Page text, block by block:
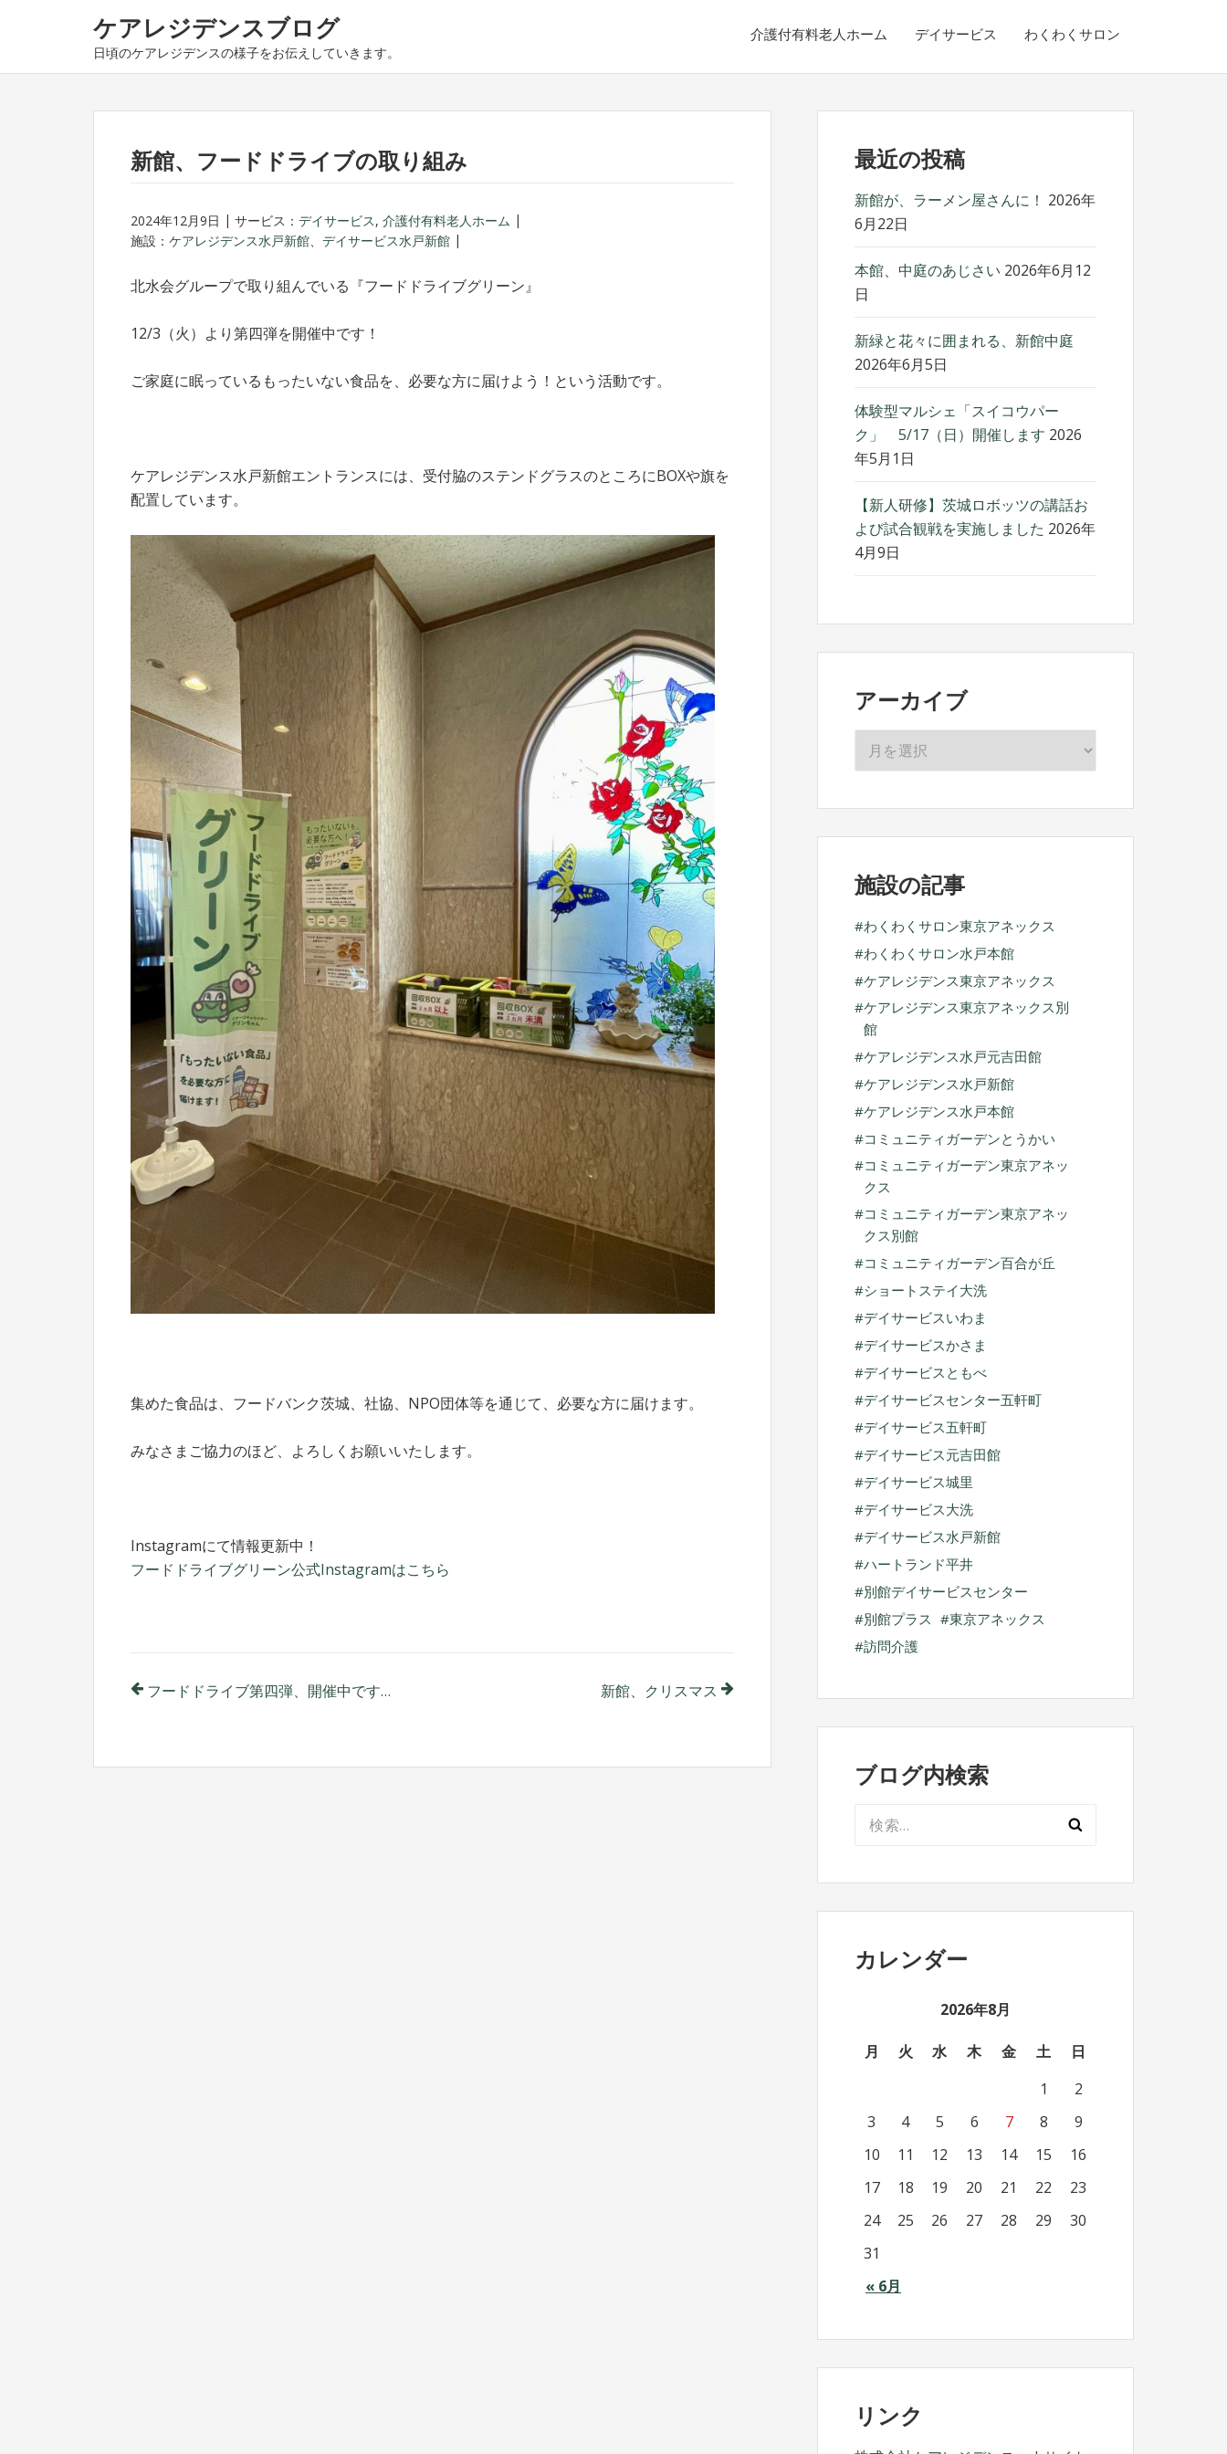
ビ
ゲ
シ
ン
テ
ツ
ケアレジデンスブログ
日頃のケアレジデンスの様子をお伝えしていきます。
介護付有料老人ホーム デイサービス わくわくサロン
新館、フードドライブの取り組み
2024年12月9日 サービス： デイサービス, 介護付有料老人ホーム
施設： ケアレジデンス水戸新館、 デイサービス水戸新館
北水会グループで取り組んでいる『フードドライブグリーン』
12/3（火）より第四弾を開催中です！
ご家庭に眠っているもったいない食品を、必要な方に届けよう！という活動です。
ケアレジデンス水戸新館エントランスには、受付脇のステンドグラスのところにBOXや旗を
配置しています。
集めた食品は、フードバンク茨城、社協、NPO団体等を通じて、必要な方に届けます。
みなさまご協力のほど、よろしくお願いいたします。
Instagramにて情報更新中！
フードドライブグリーン公式Instagramはこちら
投
ナ
フードドライブ第四弾、開催中です！ 新館、クリスマス
最近の投稿
新館が、ラーメン屋さんに！ 2026年
6月22日
本館、中庭のあじさい 2026年6月12
日
新緑と花々に囲まれる、新館中庭
2026年6月5日
体験型マルシェ「スイコウパー
ク」 5/17（日）開催します 2026
年5月1日
【新人研修】茨城ロボッツの講話お
よび試合観戦を実施しました 2026年
4月9日
アーカイブ
イ
ブ
施設の記事
わくわくサロン東京アネックス
わくわくサロン水戸本館
ケアレジデンス東京アネックス
ケアレジデンス東京アネックス別
館
ケアレジデンス水戸元吉田館
ケアレジデンス水戸新館
ケアレジデンス水戸本館
コミュニティガーデンとうかい
コミュニティガーデン東京アネッ
クス
コミュニティガーデン東京アネッ
クス別館
コミュニティガーデン百合が丘
ショートステイ大洗
デイサービスいわま
デイサービスかさま
デイサービスともべ
デイサービスセンター五軒町
デイサービス五軒町
デイサービス元吉田館
デイサービス城里
デイサービス大洗
デイサービス水戸新館
ハートランド平井
別館デイサービスセンター
別館プラス
東京アネックス
訪問介護
ブログ内検索
カレンダー
2026年8月
月 火 水 木 金 土 日
« 6月
1
2
3
4 5 6 7 8
9
10
11 12 13 14 15
16
17
18 19 20 21 22
23
24
25 26 27 28 29
30
31
リンク